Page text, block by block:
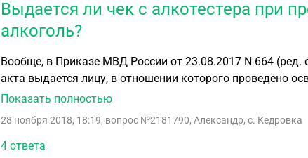
Выдается ли чек с алкотестера при
алкоголь?
Вообще, в Приказе МВД России от 23.08.2017 N 664 (ред.
акта выдается лицу, в отношении которого проведено
Но про бумажный носитель информации нет...
Показать полностью
28 ноября 2018, 18:19, вопрос №2181790, Александр, с. Кедровка
4 ответа